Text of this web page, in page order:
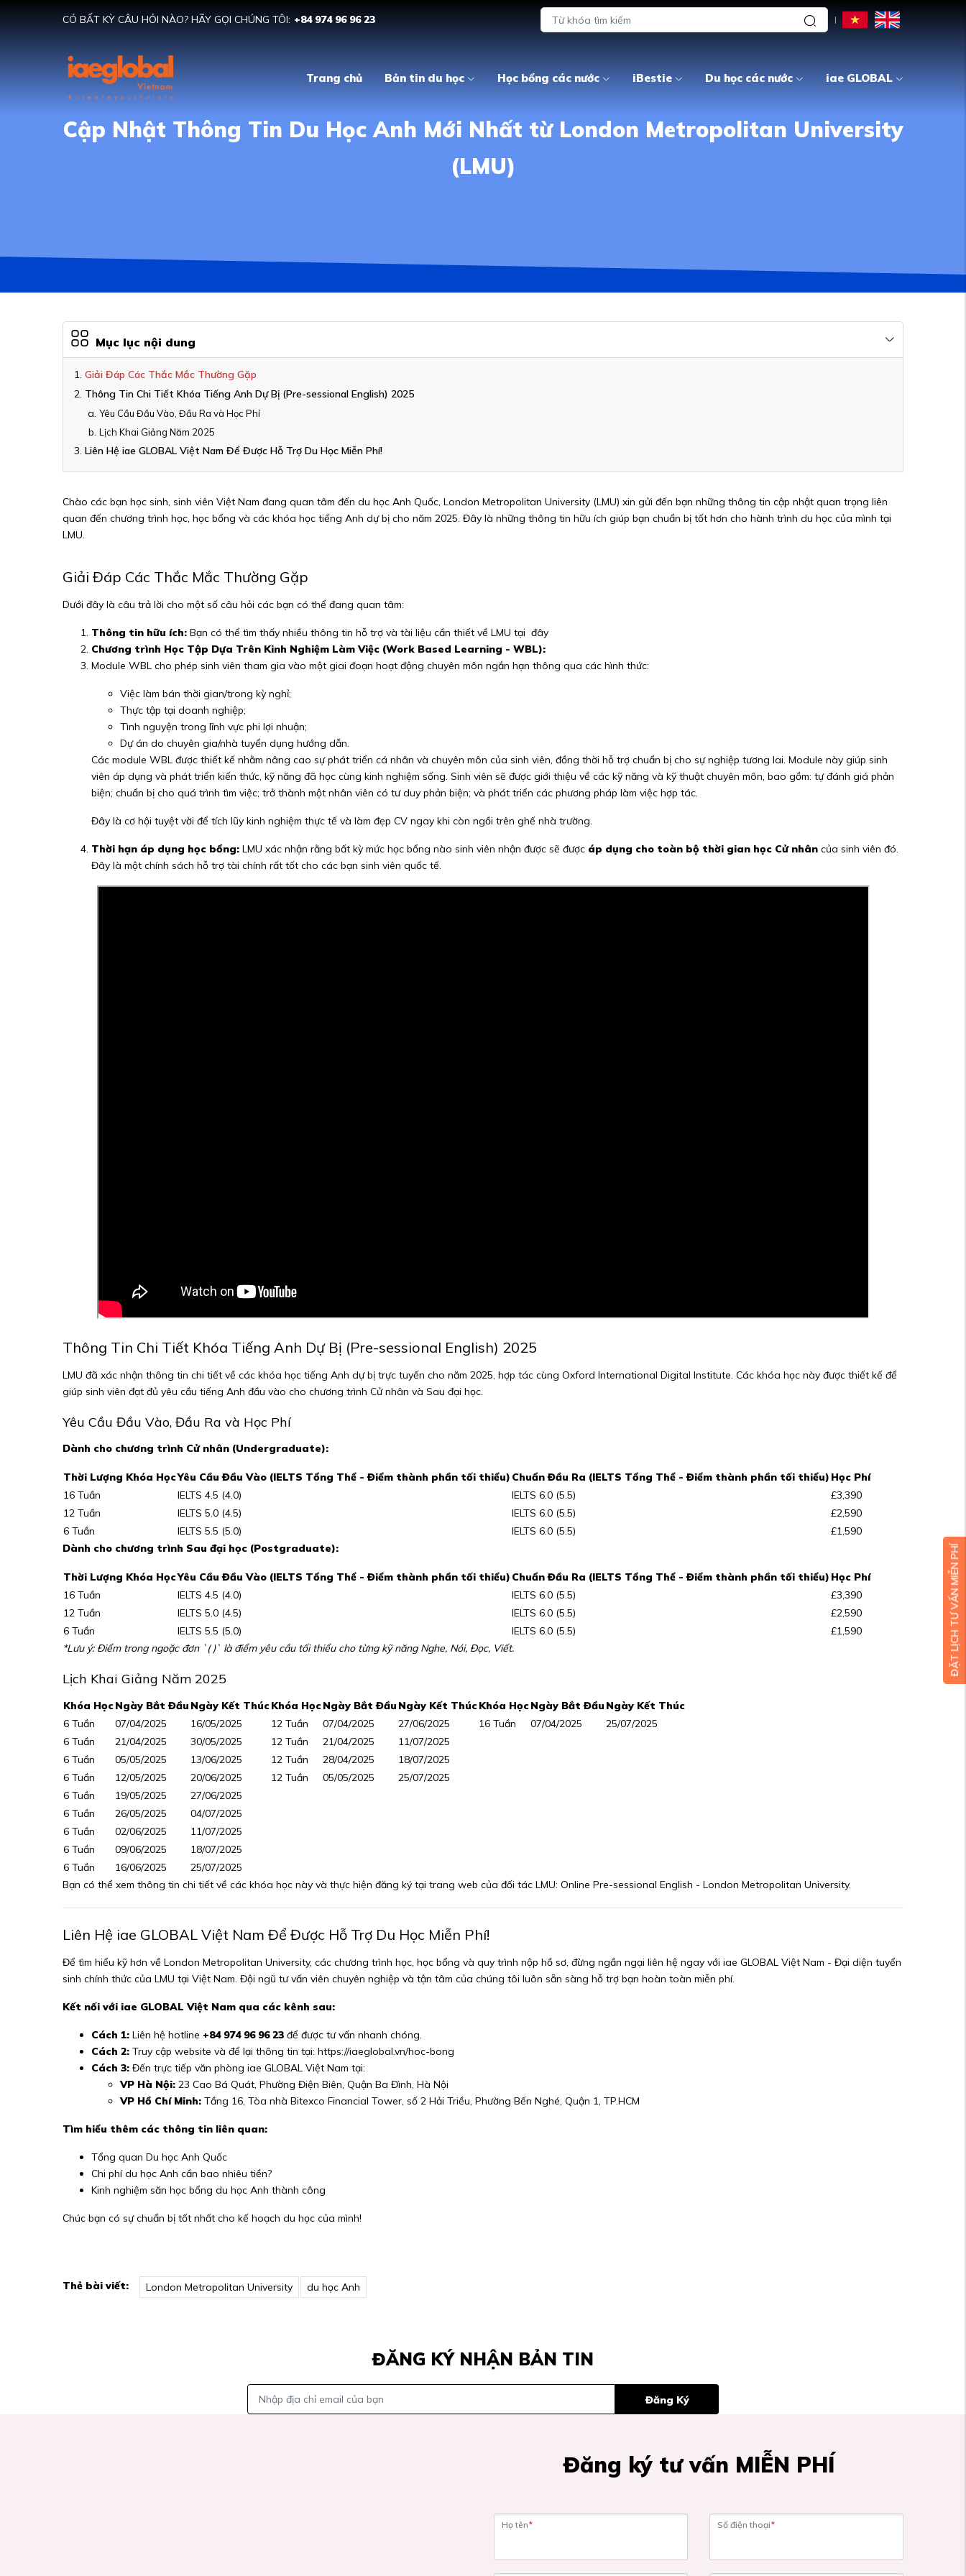
CÓ BẤT KỲ CÂU HỎI NÀO? HÃY GỌI CHÚNG TÔI: +84 974 96 96 23
Trang chủ Bản tin du học Học bổng các nước iBestie Du học các nước iae GLOBAL
Cập Nhật Thông Tin Du Học Anh Mới Nhất từ London Metropolitan University
(LMU)
Mục lục nội dung
Giải Đáp Các Thắc Mắc Thường Gặp
Thông Tin Chi Tiết Khóa Tiếng Anh Dự Bị (Pre-sessional English) 2025
Yêu Cầu Đầu Vào, Đầu Ra và Học Phí
Lịch Khai Giảng Năm 2025
Liên Hệ iae GLOBAL Việt Nam Để Được Hỗ Trợ Du Học Miễn Phí!
Chào các bạn học sinh, sinh viên Việt Nam đang quan tâm đến du học Anh Quốc, London Metropolitan University (LMU) xin gửi đến bạn những thông tin cập nhật quan trọng liên
quan đến chương trình học, học bổng và các khóa học tiếng Anh dự bị cho năm 2025. Đây là những thông tin hữu ích giúp bạn chuẩn bị tốt hơn cho hành trình du học của mình tại
LMU.
Giải Đáp Các Thắc Mắc Thường Gặp
Dưới đây là câu trả lời cho một số câu hỏi các bạn có thể đang quan tâm:
Thông tin hữu ích: Bạn có thể tìm thấy nhiều thông tin hỗ trợ và tài liệu cần thiết về LMU tại đây
Chương trình Học Tập Dựa Trên Kinh Nghiệm Làm Việc (Work Based Learning - WBL):
Module WBL cho phép sinh viên tham gia vào một giai đoạn hoạt động chuyên môn ngắn hạn thông qua các hình thức:
Việc làm bán thời gian/trong kỳ nghỉ;
Thực tập tại doanh nghiệp;
Tình nguyện trong lĩnh vực phi lợi nhuận;
Dự án do chuyên gia/nhà tuyển dụng hướng dẫn.
Các module WBL được thiết kế nhằm nâng cao sự phát triển cá nhân và chuyên môn của sinh viên, đồng thời hỗ trợ chuẩn bị cho sự nghiệp tương lai. Module này giúp sinh
viên áp dụng và phát triển kiến thức, kỹ năng đã học cùng kinh nghiệm sống. Sinh viên sẽ được giới thiệu về các kỹ năng và kỹ thuật chuyên môn, bao gồm: tự đánh giá phản
biện; chuẩn bị cho quá trình tìm việc; trở thành một nhân viên có tư duy phản biện; và phát triển các phương pháp làm việc hợp tác.
Đây là cơ hội tuyệt vời để tích lũy kinh nghiệm thực tế và làm đẹp CV ngay khi còn ngồi trên ghế nhà trường.
Thời hạn áp dụng học bổng: LMU xác nhận rằng bất kỳ mức học bổng nào sinh viên nhận được sẽ được áp dụng cho toàn bộ thời gian học Cử nhân của sinh viên đó.
Đây là một chính sách hỗ trợ tài chính rất tốt cho các bạn sinh viên quốc tế.
Thông Tin Chi Tiết Khóa Tiếng Anh Dự Bị (Pre-sessional English) 2025
LMU đã xác nhận thông tin chi tiết về các khóa học tiếng Anh dự bị trực tuyến cho năm 2025, hợp tác cùng Oxford International Digital Institute. Các khóa học này được thiết kế để
giúp sinh viên đạt đủ yêu cầu tiếng Anh đầu vào cho chương trình Cử nhân và Sau đại học.
Yêu Cầu Đầu Vào, Đầu Ra và Học Phí
Dành cho chương trình Cử nhân (Undergraduate):
Thời Lượng Khóa HọcYêu Cầu Đầu Vào (IELTS Tổng Thể - Điểm thành phần tối thiểu) Chuẩn Đầu Ra (IELTS Tổng Thể - Điểm thành phần tối thiểu) Học Phí
16 Tuần
IELTS 4.5 (4.0) IELTS 6.0 (5.5)
£3,390
12 Tuần
IELTS 5.0 (4.5) IELTS 6.0 (5.5)
£2,590
6 Tuần
IELTS 5.5 (5.0) IELTS 6.0 (5.5)
£1,590
Dành cho chương trình Sau đại học (Postgraduate):
Thời Lượng Khóa HọcYêu Cầu Đầu Vào (IELTS Tổng Thể - Điểm thành phần tối thiểu) Chuẩn Đầu Ra (IELTS Tổng Thể - Điểm thành phần tối thiểu) Học Phí
16 Tuần
IELTS 4.5 (4.0) IELTS 6.0 (5.5)
£3,390
12 Tuần
IELTS 5.0 (4.5) IELTS 6.0 (5.5)
£2,590
6 Tuần
IELTS 5.5 (5.0) IELTS 6.0 (5.5)
£1,590
*Lưu ý: Điểm trong ngoặc đơn `( )` là điểm yêu cầu tối thiểu cho từng kỹ năng Nghe, Nói, Đọc, Viết.
Lịch Khai Giảng Năm 2025
Khóa HọcNgày Bắt Đầu Ngày Kết ThúcKhóa HọcNgày Bắt Đầu Ngày Kết ThúcKhóa HọcNgày Bắt Đầu Ngày Kết Thúc
6 Tuần
07/04/2025 16/05/2025 12 Tuần 07/04/2025 27/06/2025 16 Tuần 07/04/2025
25/07/2025
6 Tuần
21/04/2025 30/05/2025 12 Tuần 21/04/2025
11/07/2025
6 Tuần
05/05/2025 13/06/2025 12 Tuần 28/04/2025
18/07/2025
6 Tuần
12/05/2025 20/06/2025 12 Tuần 05/05/2025
25/07/2025
6 Tuần
19/05/2025
27/06/2025
6 Tuần
26/05/2025
04/07/2025
6 Tuần
02/06/2025
11/07/2025
6 Tuần
09/06/2025
18/07/2025
6 Tuần
16/06/2025
25/07/2025
Bạn có thể xem thông tin chi tiết về các khóa học này và thực hiện đăng ký tại trang web của đối tác LMU: Online Pre-sessional English - London Metropolitan University.
Liên Hệ iae GLOBAL Việt Nam Để Được Hỗ Trợ Du Học Miễn Phí!
Để tìm hiểu kỹ hơn về London Metropolitan University, các chương trình học, học bổng và quy trình nộp hồ sơ, đừng ngần ngại liên hệ ngay với iae GLOBAL Việt Nam - Đại diện tuyển
sinh chính thức của LMU tại Việt Nam. Đội ngũ tư vấn viên chuyên nghiệp và tận tâm của chúng tôi luôn sẵn sàng hỗ trợ bạn hoàn toàn miễn phí.
Kết nối với iae GLOBAL Việt Nam qua các kênh sau:
Cách 1: Liên hệ hotline +84 974 96 96 23 để được tư vấn nhanh chóng.
Cách 2: Truy cập website và để lại thông tin tại: https://iaeglobal.vn/hoc-bong
Cách 3: Đến trực tiếp văn phòng iae GLOBAL Việt Nam tại:
VP Hà Nội: 23 Cao Bá Quát, Phường Điện Biên, Quận Ba Đình, Hà Nội
VP Hồ Chí Minh: Tầng 16, Tòa nhà Bitexco Financial Tower, số 2 Hải Triều, Phường Bến Nghé, Quận 1, TP.HCM
Tìm hiểu thêm các thông tin liên quan:
Tổng quan Du học Anh Quốc
Chi phí du học Anh cần bao nhiêu tiền?
Kinh nghiệm săn học bổng du học Anh thành công
Chúc bạn có sự chuẩn bị tốt nhất cho kế hoạch du học của mình!
Thẻ bài viết: London Metropolitan University du học Anh
ĐĂNG KÝ NHẬN BẢN TIN
Đăng Ký
Đăng ký tư vấn MIỄN PHÍ
Họ tên* Số điện thoại*
ĐẶT LỊCH TƯ VẤN MIỄN PHÍ